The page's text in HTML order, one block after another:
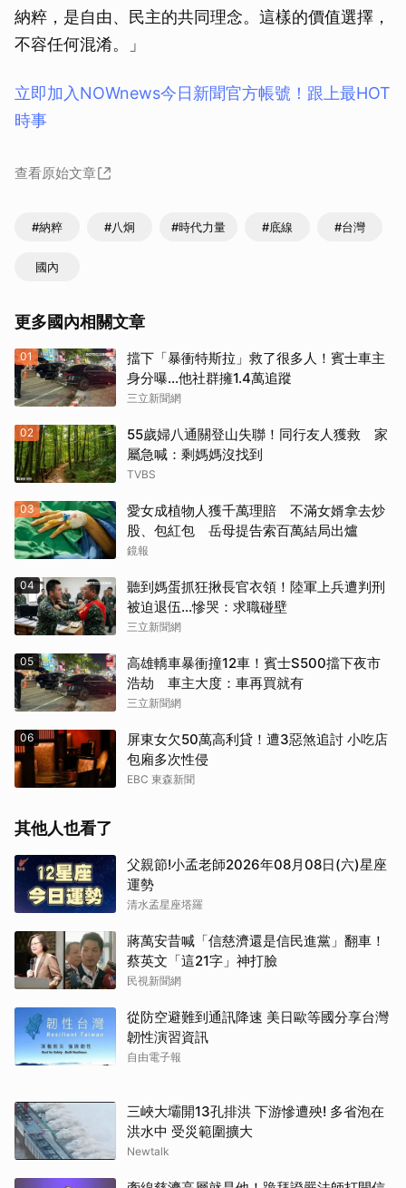
納粹，是自由、民主的共同理念。這樣的價值選擇，
不容任何混淆。」
立即加入NOWnews今⽇新聞官⽅帳號！跟上最HOT
時事
查看原始文章
#納粹 #八炯 #時代力量 #底線 #台灣
國內
更多國內相關文章
01
擋下「暴衝特斯拉」救了很多人！賓士車主
身分曝…他社群擁1.4萬追蹤
三立新聞網
02
55歲婦八通關登山失聯！同行友人獲救 家
屬急喊：剩媽媽沒找到
TVBS
03
愛女成植物人獲千萬理賠 不滿女婿拿去炒
股、包紅包 岳母提告索百萬結局出爐
鏡報
04
聽到媽蛋抓狂揪長官衣領！陸軍上兵遭判刑
被迫退伍…慘哭：求職碰壁
三立新聞網
05
高雄轎車暴衝撞12車！賓士S500擋下夜市
浩劫 車主大度：車再買就有
三立新聞網
06
屏東女欠50萬高利貸！遭3惡煞追討 小吃店
包廂多次性侵
EBC 東森新聞
其他人也看了
父親節!小孟老師2026年08月08日(六)星座
運勢
清水孟星座塔羅
蔣萬安昔喊「信慈濟還是信民進黨」翻車！
蔡英文「這21字」神打臉
民視新聞網
從防空避難到通訊降速 美日歐等國分享台灣
韌性演習資訊
自由電子報
三峽大壩開13孔排洪 下游慘遭殃! 多省泡在
洪水中 受災範圍擴大
Newtalk